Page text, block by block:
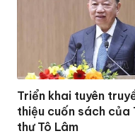
Triển khai tuyên
thiệu cuốn sách của
thư Tô Lâm